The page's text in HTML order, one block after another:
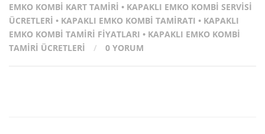
EMKO KOMBI KART TAMIRI • KAPAKLI EMKO KOMBI SERVISI
ÜCRETLERI • KAPAKLI EMKO KOMBI TAMIRATI • KAPAKLI
EMKO KOMBI TAMIRI FIYATLARI • KAPAKLI EMKO KOMBI
TAMIRI ÜCRETLERI
/ 0 YORUM